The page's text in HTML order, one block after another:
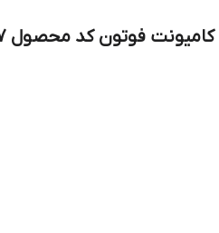
فوتون کد محصول ۸۸۶۷